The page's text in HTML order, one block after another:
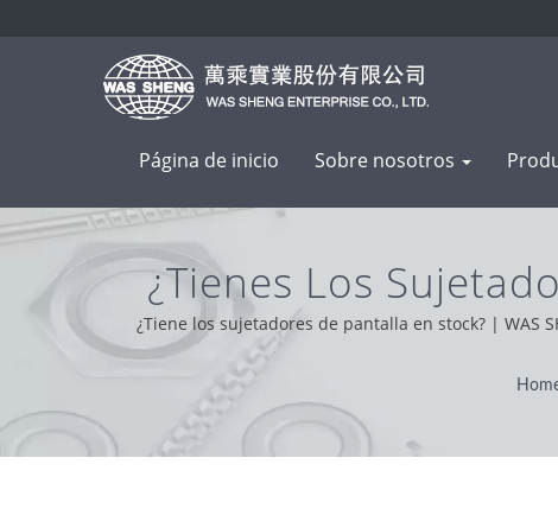
Página de inicio Sobre nosotros
¿Tienes Los
Componentes
¿Tiene los sujetadores de pantalla en stock? | WAS
solucionador de problemas. Basados en el apoyo de